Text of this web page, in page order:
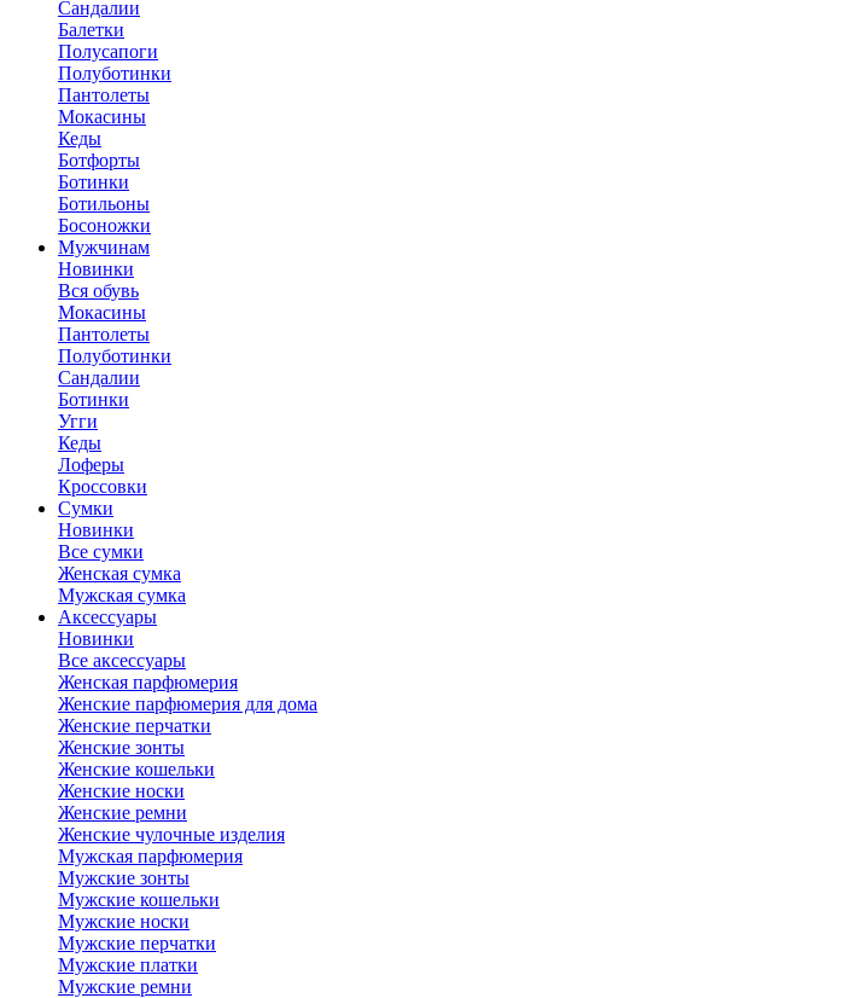
Сандалии
Балетки
Полусапоги
Полуботинки
Пантолеты
Мокасины
Кеды
Ботфорты
Ботинки
Ботильоны
Босоножки
Мужчинам
Новинки
Вся обувь
Мокасины
Пантолеты
Полуботинки
Сандалии
Ботинки
Угги
Кеды
Лоферы
Кроссовки
Сумки
Новинки
Все сумки
Женская сумка
Мужская сумка
Аксессуары
Новинки
Все аксессуары
Женская парфюмерия
Женские парфюмерия для дома
Женские перчатки
Женские зонты
Женские кошельки
Женские носки
Женские ремни
Женские чулочные изделия
Мужская парфюмерия
Мужские зонты
Мужские кошельки
Мужские носки
Мужские перчатки
Мужские платки
Мужские ремни